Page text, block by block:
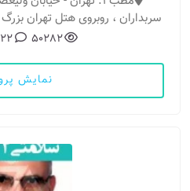
سربداران ، روبروی هتل تهران بزرگ
50282
نمایش